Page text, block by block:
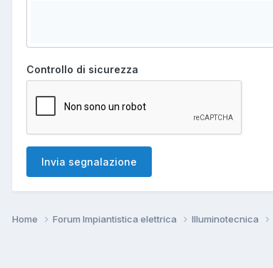
Controllo di sicurezza
Invia segnalazione
Home Forum Impiantistica elettrica Illuminotecnica